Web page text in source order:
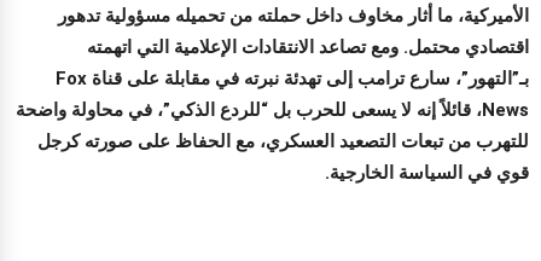
الأميركية، ما أثار مخاوف داخل حملته من تحميله مسؤولية تدهور
اقتصادي محتمل. ومع تصاعد الانتقادات الإعلامية التي اتهمته
بـ”التهور”، سارع ترامب إلى تهدئة نبرته في مقابلة على قناة Fox
News، قائلاً إنه لا يسعى للحرب بل “للردع الذكي”، في محاولة واضحة
للتهرب من تبعات التصعيد العسكري، مع الحفاظ على صورته كرجل
قوي في السياسة الخارجية.